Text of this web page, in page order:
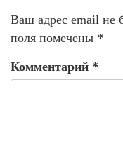
Ваш адрес email не
поля помечены *
Комментарий *